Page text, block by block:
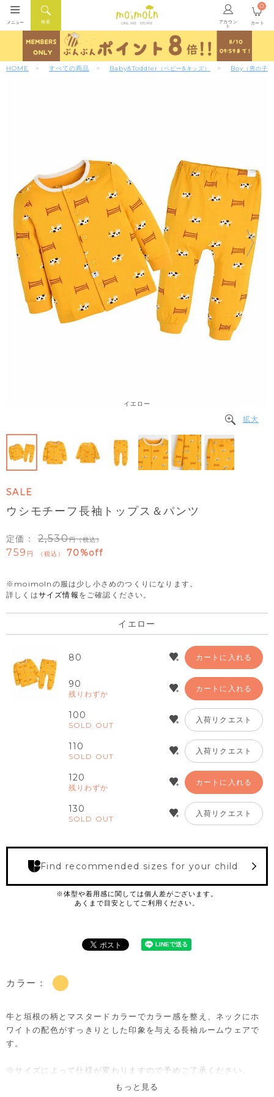
ONLINE STORE アカウン
ト
検索
メニュー カート
0
HOME すべての商品 Baby&Toddler （ベビー&キッズ） Boy （男の子）
イエロー
拡大
SALE
ウシモチーフ長袖トップス＆パンツ
定価： 2,530 （税込）
759 税込 70%off
※moimolnの服は少し小さめのつくりになります。
詳しくはサイズ情報 をご確認ください。
イエロー
80 カートに入れる
90
残りわずか
カートに入れる
100
SOLD OUT
入荷リクエスト
110
SOLD OUT
入荷リクエスト
120
残りわずか
カートに入れる
130
SOLD OUT
入荷リクエスト
Find recommended sizes for your child
カラー：
牛と垣根の柄とマスタードカラーでカラー感を整え、ネックにホ
ワイトの配色がすっきりとした印象を与える長袖ルームウェアで
す。
※サイズによって仕様が変わりますので予めご了承ください。
もっと見る